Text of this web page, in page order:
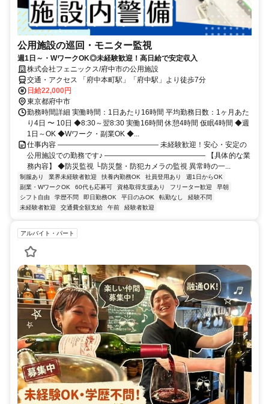
公用施設の巡回・モニター監視
週1日～・WワークOK◎未経験歓迎！高日給で安定収入
株式会社フェニックス/府中市の公用施設
交通・アクセス 「府中本町駅」「府中駅」より徒歩7分
日給22,000円
東京都府中市
勤務時間詳細 実働時間：1日あたり16時間 平均勤務日数：1ヶ月あた
り4日 〜 10日 ◆8:30～翌8:30 実働16時間 休憩4時間 仮眠4時間 ◆週
1日～OK ◆Wワーク・副業OK ◆...
仕事内容 ―――――――――――――― 未経験歓迎！安心・安定の
公用施設での勤務です♪ ―――――――――――――― 【具体的な業
務内容】 ◆防災監視 └防災盤・防犯カメラの監視 異常時の一...
制服あり 業界未経験者歓迎 扶養内勤務OK 社員登用あり
週1日からOK
副業・WワークOK
60代も応募可 資格取得支援あり フリーター歓迎
早朝
シフト自由
学歴不問 即日勤務OK 平日のみOK 転勤なし
経験不問
未経験者歓迎
交通費全額支給 午前 経験者歓迎
アルバイト・パート